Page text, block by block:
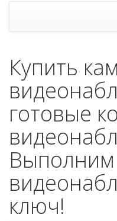
Купить
готовые
Выполним
ключ!